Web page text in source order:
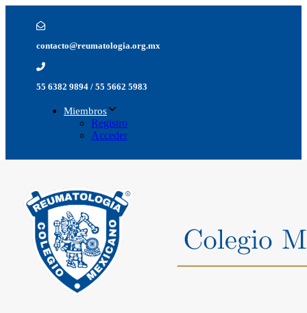
navigationcontacto@reumatologia.org.mx
55 6382 9894 / 55 5662 5983
Miembros
Registro
Acceder